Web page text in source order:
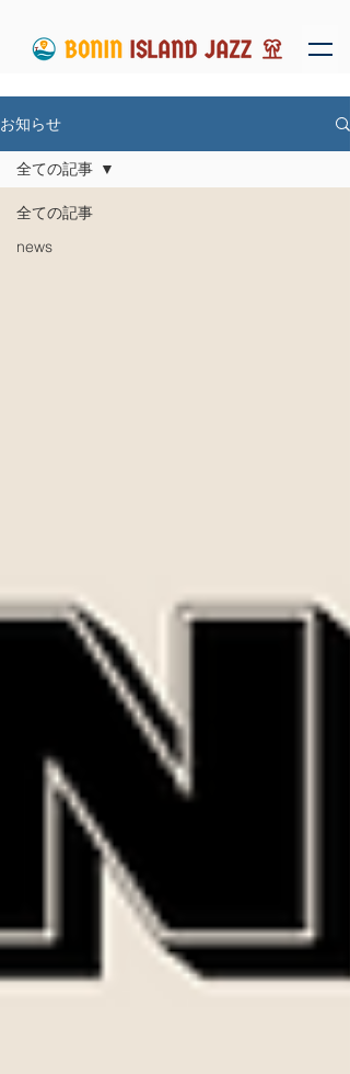
お知らせ
全ての記事
news
全ての記事